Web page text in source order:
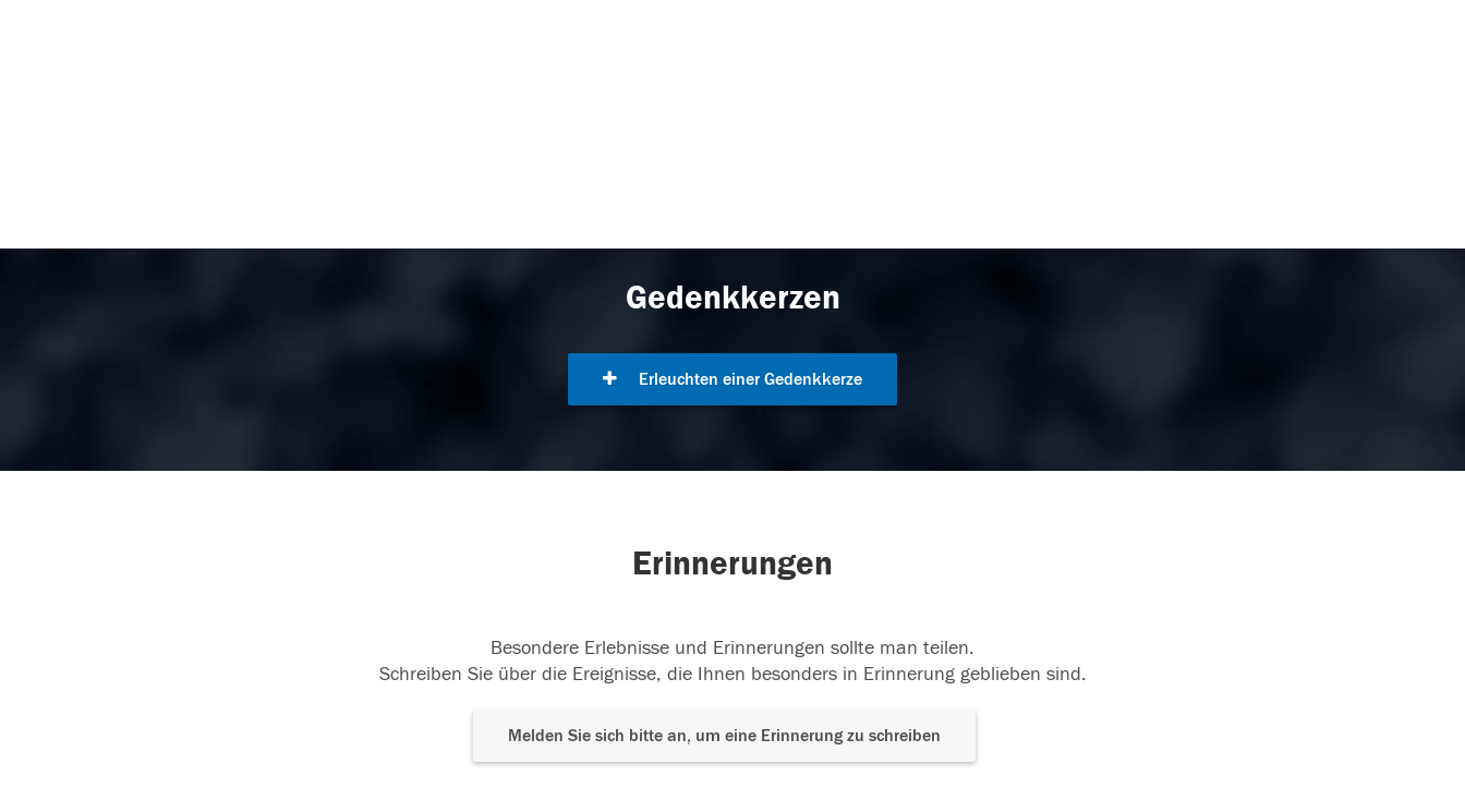
Gedenkkerzen
Erleuchten einer Gedenkkerze
Erinnerungen
Besondere Erlebnisse und Erinnerungen sollte man teilen.
Schreiben Sie über die Ereignisse, die Ihnen besonders in Erinnerung geblieben sind.
Melden Sie sich bitte an, um eine Erinnerung zu schreiben